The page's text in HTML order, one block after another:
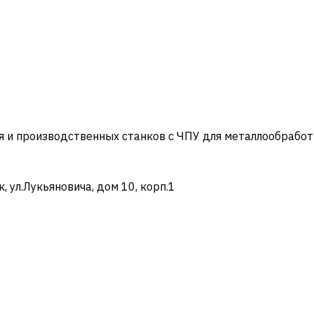
производственных станков с ЧПУ для
дом 10, корп.1